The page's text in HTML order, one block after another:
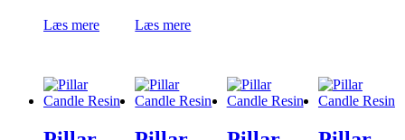
Læs mere Læs mere